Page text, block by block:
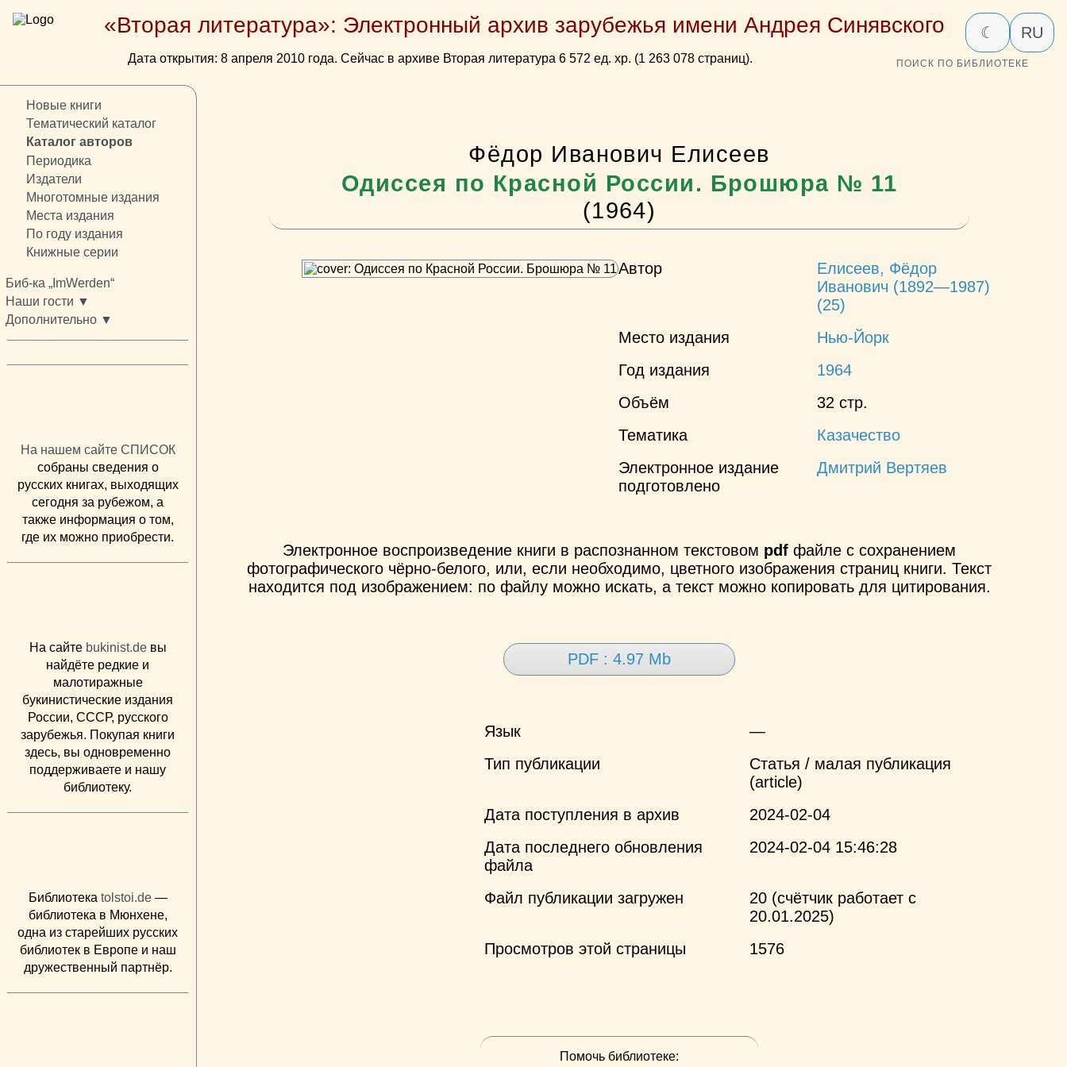
«Вторая литература»: Электронный архив зарубежья имени Андрея Синявского
Дата открытия: 8 апреля 2010 года. Сейчас в архиве Вторая литература 6 572 ед. хр. (1 263 078 страниц).
☾ RU
ПОИСК ПО БИБЛИОТЕКЕ
Новые книги
Тематический каталог
Каталог авторов
Периодика
Издатели
Многотомные издания
Места издания
По году издания
Книжные серии
Биб-ка „ImWerden“
Наши гости ▼
Дополнительно ▼
На нашем сайте СПИСОК
собраны сведения о
русских книгах, выходящих
сегодня за рубежом, а
также информация о том,
где их можно приобрести.
На сайте bukinist.deвы
найдёте редкие и
малотиражные
букинистические издания
России, СССР, русского
зарубежья. Покупая книги
здесь, вы одновременно
поддерживаете и нашу
библиотеку.
Библиотека tolstoi.de—
библиотека в Мюнхене,
одна из старейших русских
библиотек в Европе и наш
дружественный партнёр.
Фёдор Иванович Елисеев
Одиссея по Красной России. Брошюра № 11
(1964)
Автор
Елисеев, Фёдор
Иванович (1892—1987)
(25)
Место издания
Нью-Йорк
Год издания
1964
Объём
32 стр.
Тематика
Казачество
Электронное издание
подготовлено
Дмитрий Вертяев
Электронное воспроизведение книги в распознанном текстовом pdf файле с сохранением
фотографического чёрно-белого, или, если необходимо, цветного изображения страниц книги. Текст
находится под изображением: по файлу можно искать, а текст можно копировать для цитирования.
PDF : 4.97 Mb
Язык
—
Тип публикации
Статья / малая публикация
(article)
Дата поступления в архив
2024-02-04
Дата последнего обновления
файла
2024-02-04 15:46:28
Файл публикации загружен
20 (счётчик работает с
20.01.2025)
Просмотров этой страницы
1576
Помочь библиотеке: